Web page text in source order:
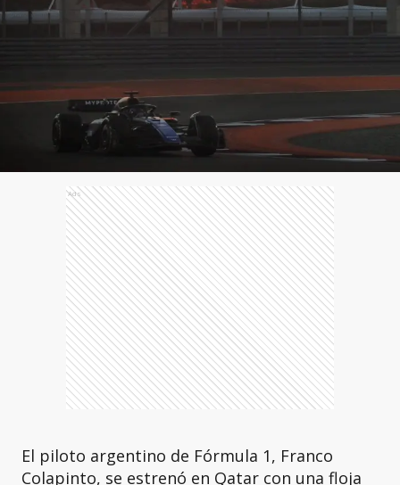
Ads
El piloto argentino de Fórmula 1, Franco
Colapinto, se estrenó en Qatar con una floja